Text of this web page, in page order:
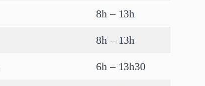
8h – 13h
8h – 13h
6h – 13h30